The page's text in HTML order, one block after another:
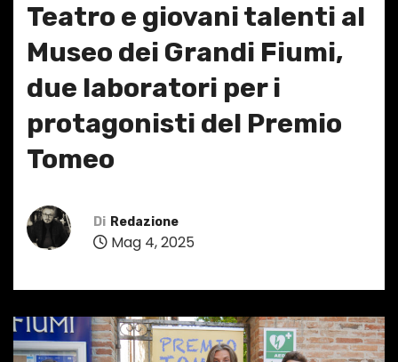
Teatro e giovani talenti al
Museo dei Grandi Fiumi,
due laboratori per i
protagonisti del Premio
Tomeo
Di Redazione
Mag 4, 2025